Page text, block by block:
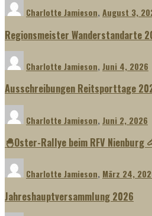
Charlotte Jamieson, August 3,
Regionsmeister Wanderstandarte
Charlotte Jamieson, Juni 4, 2026
Ausschreibungen Reitsporttage
Charlotte Jamieson, Juni 2, 2026
🐣Oster-Rallye beim RFV Nienburg
Charlotte Jamieson, März 24,
Jahreshauptversammlung 2026